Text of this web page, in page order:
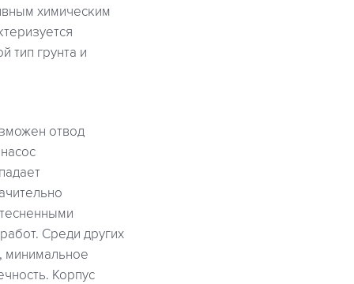
химическим
тип грунта и
отвод
Среди других
минимальное
Корпус